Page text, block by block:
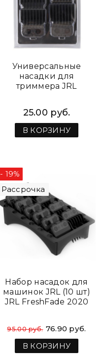
Универсальные
насадки для
триммера JRL
25.00 руб.
В КОРЗИНУ
- 19%
Рассрочка
Набор насадок для
машинок JRL (10 шт)
JRL FreshFade 2020
95.00 руб. 76.90 руб.
В КОРЗИНУ